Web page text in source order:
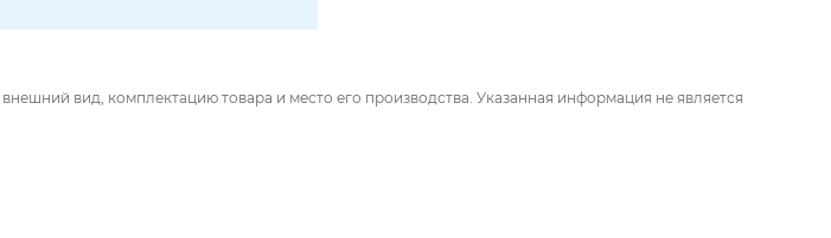
вид, комплектацию товара и место его производства. Указанная информация не является